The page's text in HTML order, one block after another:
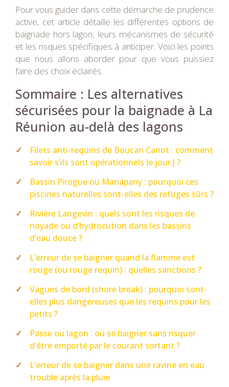
Pour vous guider dans cette démarche de prudence
active, cet article détaille les différentes options de
baignade hors lagon, leurs mécanismes de sécurité
et les risques spécifiques à anticiper. Voici les points
que nous allons aborder pour que vous puissiez
faire des choix éclairés.
Sommaire : Les alternatives
sécurisées pour la baignade à La
Réunion au-delà des lagons
Filets anti-requins de Boucan Canot : comment
savoir s’ils sont opérationnels le jour J ?
Bassin Pirogue ou Manapany : pourquoi ces
piscines naturelles sont-elles des refuges sûrs ?
Rivière Langevin : quels sont les risques de
noyade ou d’hydrocution dans les bassins
d’eau douce ?
L’erreur de se baigner quand la flamme est
rouge (ou rouge requin) : quelles sanctions ?
Vagues de bord (shore break) : pourquoi sont-
elles plus dangereuses que les requins pour les
petits ?
Passe ou lagon : où se baigner sans risquer
d’être emporté par le courant sortant ?
L’erreur de se baigner dans une ravine en eau
trouble après la pluie